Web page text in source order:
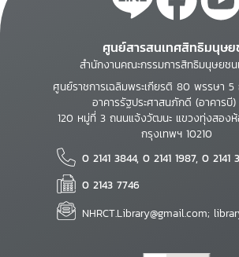
ศูนย์สารสนเทศสิทธิมนุษ
สำนักงานคณะกรรมการสิทธิมนุษยช
ศูนย์ราชการเฉลิมพระเกียรติ 80 พรรษา 5
อาคารรัฐประศาสนภักดี (อาคารบี
120 หมู่ที่ 3 ถนนแจ้งวัฒนะ แขวงทุ่งสอง
กรุงเทพฯ 10210
0 2141 3844, 0 2141 1987, 0 2141
0 2143 7746
NHRCT.Library@gmail.com;